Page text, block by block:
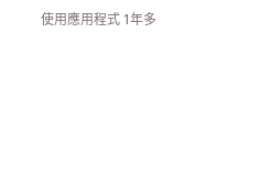
使用應用程式 1年多